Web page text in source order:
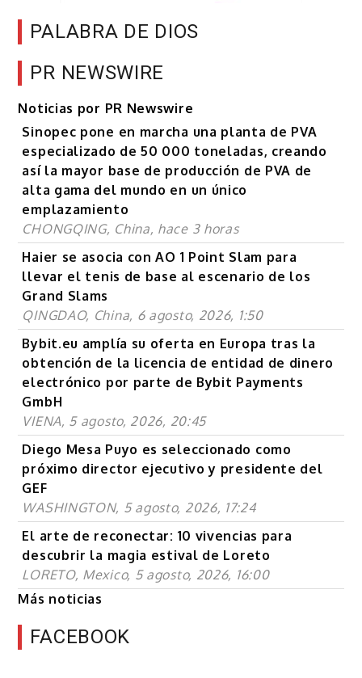
PALABRA DE DIOS
PR NEWSWIRE
Noticias por PR Newswire
Sinopec pone en marcha una planta de PVA
especializado de 50 000 toneladas, creando
así la mayor base de producción de PVA de
alta gama del mundo en un único
emplazamiento
CHONGQING, China, hace 3 horas
Haier se asocia con AO 1 Point Slam para
llevar el tenis de base al escenario de los
Grand Slams
QINGDAO, China, 6 agosto, 2026, 1:50
Bybit.eu amplía su oferta en Europa tras la
obtención de la licencia de entidad de dinero
electrónico por parte de Bybit Payments
GmbH
VIENA, 5 agosto, 2026, 20:45
Diego Mesa Puyo es seleccionado como
próximo director ejecutivo y presidente del
GEF
WASHINGTON, 5 agosto, 2026, 17:24
El arte de reconectar: 10 vivencias para
descubrir la magia estival de Loreto
LORETO, Mexico, 5 agosto, 2026, 16:00
Más noticias
FACEBOOK